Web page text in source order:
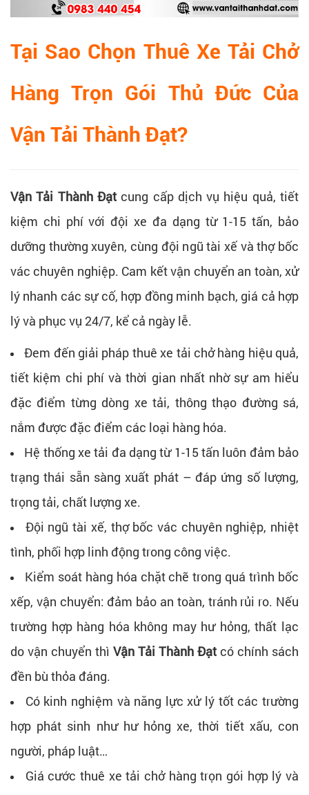
Tại Sao Chọn Thuê Xe Tải Chở
Hàng Trọn Gói Thủ Đức Của
Vận Tải Thành Đạt?
Vận Tải Thành Đạtcung cấp dịch vụ hiệu quả, tiết
kiệm chi phí với đội xe đa dạng từ 1-15 tấn, bảo
dưỡng thường xuyên, cùng đội ngũ tài xế và thợ bốc
vác chuyên nghiệp. Cam kết vận chuyển an toàn, xử
lý nhanh các sự cố, hợp đồng minh bạch, giá cả hợp
lý và phục vụ 24/7, kể cả ngày lễ.
Đem đến giải pháp thuê xe tải chở hàng hiệu quả,
tiết kiệm chi phí và thời gian nhất nhờ sự am hiểu
đặc điểm từng dòng xe tải, thông thạo đường sá,
nắm được đặc điểm các loại hàng hóa.
Hệ thống xe tải đa dạng từ 1-15 tấn luôn đảm bảo
trạng thái sẵn sàng xuất phát – đáp ứng số lượng,
trọng tải, chất lượng xe.
Đội ngũ tài xế, thợ bốc vác chuyên nghiệp, nhiệt
tình, phối hợp linh động trong công việc.
Kiểm soát hàng hóa chặt chẽ trong quá trình bốc
xếp, vận chuyển: đảm bảo an toàn, tránh rủi ro. Nếu
trường hợp hàng hóa không may hư hỏng, thất lạc
do vận chuyển thì Vận Tải Thành Đạt có chính sách
đền bù thỏa đáng.
Có kinh nghiệm và năng lực xử lý tốt các trường
hợp phát sinh như hư hỏng xe, thời tiết xấu, con
người, pháp luật…
Giá cước thuê xe tải chở hàng trọn gói hợp lý và